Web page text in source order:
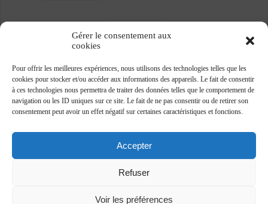
Gérer le consentement aux
cookies
Pour offrir les meilleures expériences, nous utilisons des technologies telles que les
cookies pour stocker et/ou accéder aux informations des appareils. Le fait de consentir
à ces technologies nous permettra de traiter des données telles que le comportement de
navigation ou les ID uniques sur ce site. Le fait de ne pas consentir ou de retirer son
consentement peut avoir un effet négatif sur certaines caractéristiques et fonctions.
Accepter
Refuser
Voir les préférences